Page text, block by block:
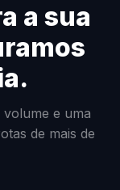
a sua
e uma
de mais de